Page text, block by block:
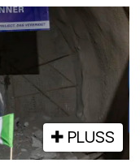
PLUSS